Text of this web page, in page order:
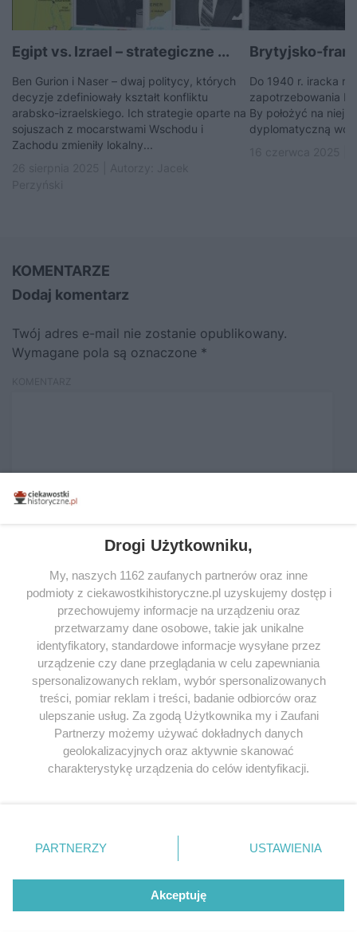
Egipt vs. Izrael – strategiczne ...
Ben Gurion i Naser – dwaj politycy, których
decyzje zdefiniowały kształt konfliktu
arabsko-izraelskiego. Ich strategie oparte na
sojuszach z mocarstwami Wschodu i
Zachodu zmieniły lokalny...
Brytyjsko-
Do 1940 r. iracka
zapotrzebowania
By położyć na niej
dyplomatyczną
KOMENTARZE
Dodaj komentarz
Twój adres e-mail nie zostanie opublikowany.
Wymagane pola są oznaczone *
*
W tym momencie nie ma komentrzy.
literówkę lub błąd ortograficzny
Przeglądaj książki historyczne w
Drogi Użytkowniku,
My, naszych 1162 zaufanych partnerów oraz inne
podmioty z ciekawostkihistoryczne.pl uzyskujemy dostęp i
przechowujemy informacje na urządzeniu oraz
przetwarzamy dane osobowe, takie jak unikalne
identyfikatory, standardowe informacje wysyłane przez
urządzenie czy dane przeglądania w celu zapewniania
spersonalizowanych reklam, wybór spersonalizowanych
treści, pomiar reklam i treści, badanie odbiorców oraz
ulepszanie usług. Za zgodą Użytkownika my i Zaufani
Partnerzy możemy używać dokładnych danych
geolokalizacyjnych oraz aktywnie skanować
charakterystykę urządzenia do celów identyfikacji.
zmienić/wycofać klikając przycisk ustawień prywatności
znajdujący się w lewym dolnym rogu strony
. Niektóre
użytkownika, ale masz prawo sprzeciwić się takiemu
przetwarzaniu. Preferencje będą miały zastosowania tylko
PARTNERZY USTAWIENIA
Akceptuję